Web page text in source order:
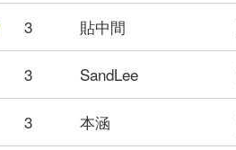
3 貼中間
3 SandLee
3 本涵